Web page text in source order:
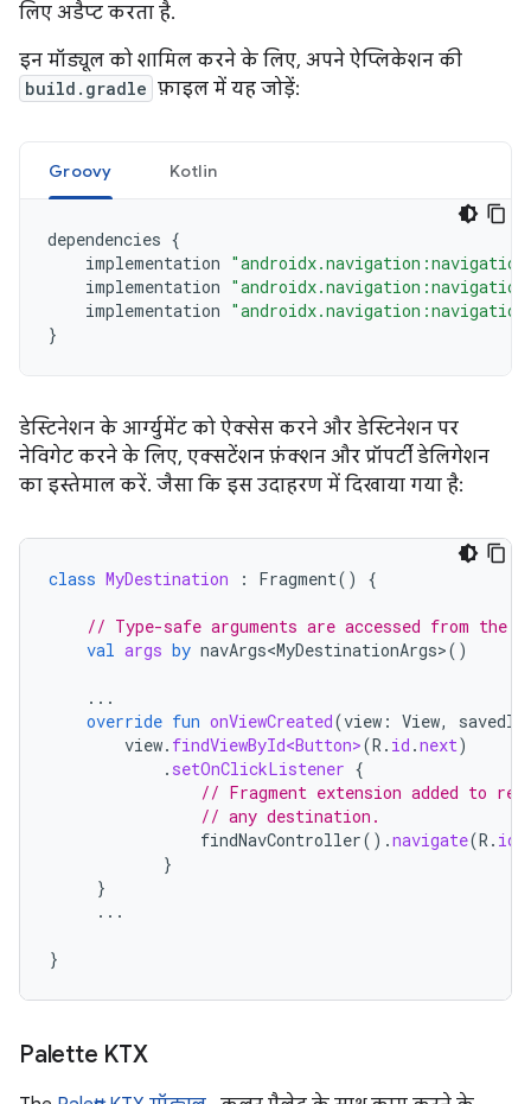
लिए अडैप्ट करता है.
इन मॉड्यूल को शामिल करने के लिए, अपने ऐप्लिकेशन की
build.gradle फ़ाइल में यह जोड़ें:
Groovy Kotlin
dependencies {
implementation
implementation
implementation
}
डेस्टिनेशन के आर्ग्युमेंट को ऐक्सेस करने और डेस्टिनेशन पर
नेविगेट करने के लिए, एक्सटेंशन फ़ंक्शन और प्रॉपर्टी डेलिगेशन
का इस्तेमाल करें. जैसा कि इस उदाहरण में दिखाया गया है:
class MyDestination : Fragment() {
// Type-safe arguments are accessed from the
val args by navArgs<MyDestinationArgs>()
...
override fun onViewCreated(view : View,
view. findViewById<Button>(R . id .next)
. setOnClickListener {
// Fragment extension added to
// any destination.
findNavController().navigate(R . id
}
}
...
}
Palette KTX